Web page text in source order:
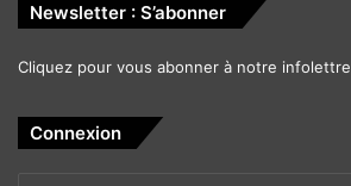
Newsletter : S’abonner
Cliquez pour vous abonner à notre infolettre
Connexion